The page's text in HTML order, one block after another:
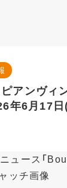
アンヴィ
年6月17日